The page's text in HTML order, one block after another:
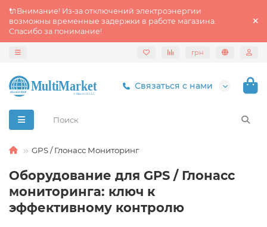
🔌Внимание! Из‑за отключений электроэнергии
возможны временные задержки в работе магазина.
Спасибо за понимание!
грн
Связаться с нами
GPS / Глонасс Мониторинг
Оборудование для GPS / Глонасс
мониторинга: ключ к
эффективному контролю